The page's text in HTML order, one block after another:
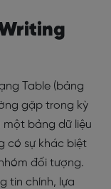
Writing
Table (bảng
gặp trong kỳ
một bảng dữ liệu
có sự khác biệt
đối tượng.
tin chính, lựa